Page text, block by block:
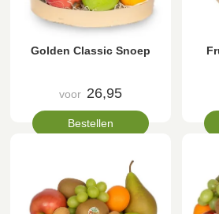
Golden Classic Snoep
voor 26,95
Bestellen